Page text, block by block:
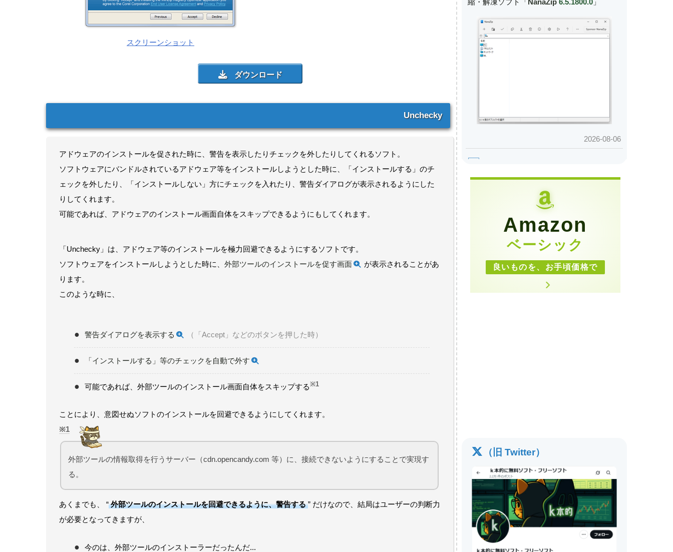
スクリーンショット
Unchecky
アドウェアのインストールを促された時に、警告を表示したりチェックを外したりしてくれるソフト。
ソフトウェアにバンドルされているアドウェア等をインストールしようとした時に、「インストールする」のチ
ェックを外したり、「インストールしない」方にチェックを入れたり、警告ダイアログが表示されるようにした
りしてくれます。
可能であれば、アドウェアのインストール画面自体をスキップできるようにもしてくれます。
「Unchecky」は、アドウェア等のインストールを極力回避できるようにするソフトです。
ソフトウェアをインストールしようとした時に、 外部ツールのインストールを促す画面
が表示されることがあ
ります。
このような時に、
警告ダイアログを表示する （「Accept」などのボタンを押した時）
「インストールする」等のチェックを自動で外す
可能であれば、外部ツールのインストール画面自体をスキップする※1
ことにより、意図せぬソフトのインストールを回避できるようにしてくれます。
1
外部ツールの情報取得を行うサーバー（cdn.opencandy.com 等）に、接続できないようにすることで実現す
る。
あくまでも、 “外部ツールのインストールを回避できるように、警告する” だけなので、結局はユーザーの判断力
が必要となってきますが、
今のは、外部ツールのインストーラーだったんだ...
Amazon
ベーシック
良いものを、お手頃価格で
（旧 Twitter）